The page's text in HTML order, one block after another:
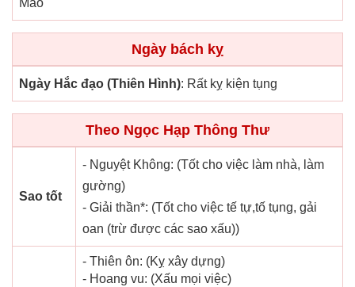
Mão
Ngày bách kỵ
Ngày Hắc đạo (Thiên Hình): Rất kỵ kiện tụng
Theo Ngọc Hạp Thông Thư
Sao tốt
- Nguyệt Không: (Tốt cho việc làm nhà, làm
gường)
- Giải thần*: (Tốt cho việc tế tự,tố tụng, gải
oan (trừ được các sao xấu))
- Thiên ôn: (Kỵ xây dựng)
- Hoang vu: (Xấu mọi việc)